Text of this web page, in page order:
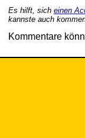
Es hilft, sich einen
kannste auch
Kommentare